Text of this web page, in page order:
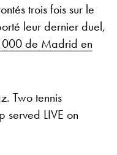
trois fois sur le
leur dernier duel,
de Madrid en
Two tennis
served LIVE on